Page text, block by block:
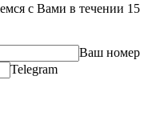
с Вами в течении 15
Ваш номер
Telegram